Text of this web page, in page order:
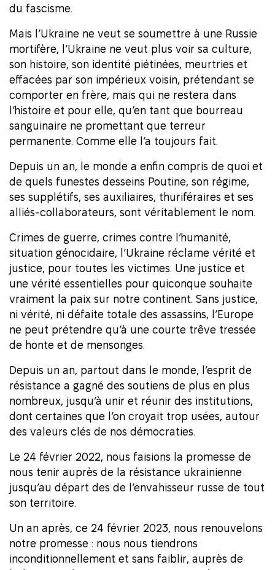
du fascisme.
Mais l’Ukraine ne veut se soumettre à une Russie
mortifère, l’Ukraine ne veut plus voir sa culture,
son histoire, son identité piétinées, meurtries et
effacées par son impérieux voisin, prétendant se
comporter en frère, mais qui ne restera dans
l’histoire et pour elle, qu’en tant que bourreau
sanguinaire ne promettant que terreur
permanente. Comme elle l’a toujours fait.
Depuis un an, le monde a enfin compris de quoi et
de quels funestes desseins Poutine, son régime,
ses supplétifs, ses auxiliaires, thuriféraires et ses
alliés-collaborateurs, sont véritablement le nom.
Crimes de guerre, crimes contre l’humanité,
situation génocidaire, l’Ukraine réclame vérité et
justice, pour toutes les victimes. Une justice et
une vérité essentielles pour quiconque souhaite
vraiment la paix sur notre continent. Sans justice,
ni vérité, ni défaite totale des assassins, l’Europe
ne peut prétendre qu’à une courte trêve tressée
de honte et de mensonges.
Depuis un an, partout dans le monde, l’esprit de
résistance a gagné des soutiens de plus en plus
nombreux, jusqu’à unir et réunir des institutions,
dont certaines que l’on croyait trop usées, autour
des valeurs clés de nos démocraties.
Le 24 février 2022, nous faisions la promesse de
nous tenir auprès de la résistance ukrainienne
jusqu’au départ des de l’envahisseur russe de tout
son territoire.
Un an après, ce 24 février 2023, nous renouvelons
notre promesse : nous nous tiendrons
inconditionnellement et sans faiblir, auprès de